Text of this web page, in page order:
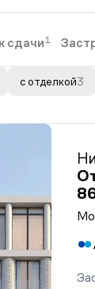
сдачи1
с отделкой3